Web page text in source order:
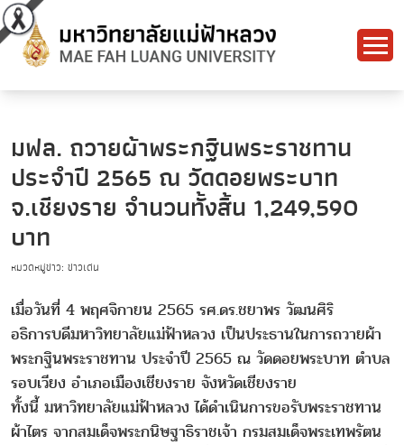
มฟล. ถวายผ้าพระกฐินพระราชทาน
ประจำปี 2565 ณ วัดดอยพระบาท
จ.เชียงราย จำนวนทั้งสิ้น 1,249,590
บาท
หมวดหมู่ข่าว: ข่าวเด่น
เมื่อวันที่ 4 พฤศจิกายน 2565 รศ.ดร.ชยาพร วัฒนศิริ
อธิการบดีมหาวิทยาลัยแม่ฟ้าหลวง เป็นประธานในการถวายผ้า
พระกฐินพระราชทาน ประจำปี 2565 ณ วัดดอยพระบาท ตำบล
รอบเวียง อำเภอเมืองเชียงราย จังหวัดเชียงราย
ทั้งนี้ มหาวิทยาลัยแม่ฟ้าหลวง ได้ดำเนินการขอรับพระราชทาน
ผ้าไตร จากสมเด็จพระกนิษฐาธิราชเจ้า กรมสมเด็จพระเทพรัตน